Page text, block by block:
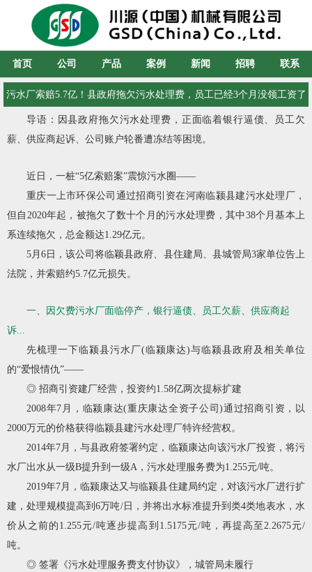
首页 公司 产品 案例 新闻 招聘 联系
污水厂索赔5.7亿！县政府拖欠污水处理费，员工已经3个月没领工资了
导语：因县政府拖欠污水处理费，正面临着银行逼债、员工欠
薪、供应商起诉、公司账户轮番遭冻结等困境。
近日，一桩“5亿索赔案”震惊污水圈——
重庆一上市环保公司通过招商引资在河南临颍县建污水处理厂，
但自2020年起， 被拖欠了数十个月的污水处理费，其中38个月基本上
系连续拖欠，总金额达1.29亿元。
5月6日，该公司将临颖县政府、县住建局、县城管局3家单位告上
法院，并索赔约5.7亿元损失。
一、因欠费污水厂面临停产，银行逼债、员工欠薪、供应商起
诉...
先梳理一下临颍县污水厂(临颍康达)与临颍县政府及相关单位
的“爱恨情仇”——
◎ 招商引资建厂经营，投资约1.58亿两次提标扩建
2008年7月，临颍康达(重庆康达全资子公司)通过招商引资，以
2000万元的价格获得临颍县建污水处理厂特许经营权。
2014年7月，与县政府签署约定，临颍康达向该污水厂投资，将污
水厂出水从一级B提升到一级A，污水处理服务费为1.255元/吨。
2019年7月，临颍康达又与临颍县住建局约定，对该污水厂进行扩
建，处理规模提高到6万吨/日，并将出水标准提升到类4类地表水，水
价从之前的1.255元/吨逐步提高到1.5175元/吨，再提高至2.2675元/
吨。
◎ 签署《污水处理服务费支付协议》，城管局未履行